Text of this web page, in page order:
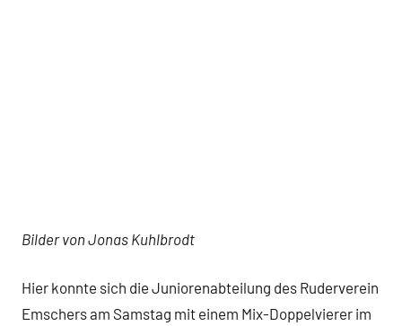
Bilder von Jonas Kuhlbrodt
Hier konnte sich die Juniorenabteilung des Ruderverein
Emschers am Samstag mit einem Mix-Doppelvierer im